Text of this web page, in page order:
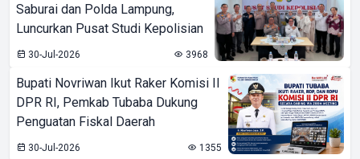
Saburai dan Polda Lampung,
Luncurkan Pusat Studi Kepolisian
30-Jul-2026 3968
Bupati Novriwan Ikut Raker Komisi II
DPR RI, Pemkab Tubaba Dukung
Penguatan Fiskal Daerah
30-Jul-2026 1355